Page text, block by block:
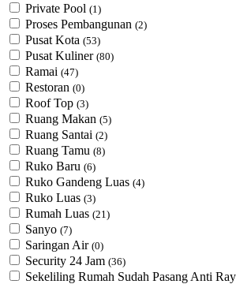
Private Pool (1)
Proses Pembangunan (2)
Pusat Kota (53)
Pusat Kuliner (80)
Ramai (47)
Restoran (0)
Roof Top (3)
Ruang Makan (5)
Ruang Santai (2)
Ruang Tamu (8)
Ruko Baru (6)
Ruko Gandeng Luas (4)
Ruko Luas (3)
Rumah Luas (21)
Sanyo (7)
Saringan Air (0)
Security 24 Jam (36)
Sekeliling Rumah Sudah Pasang Anti